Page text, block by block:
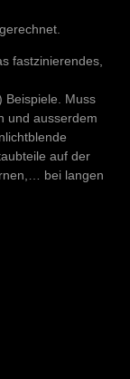
fastzinierendes,
Beispiele. Muss
und ausserdem
auf der
bei langen